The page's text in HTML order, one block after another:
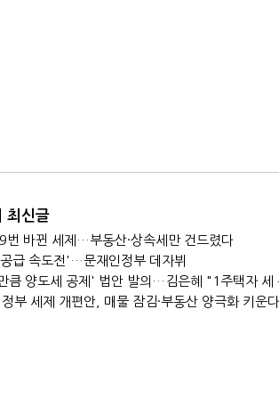
최신글
번 바뀐 세제…부동산·상속세만 건드렸다
급 속도전'…문재인정부 데자뷔
부 세제 개편안, 매물 잠김·부동산 양극화 키운